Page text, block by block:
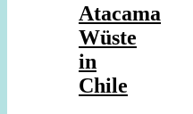
Atacama
Wüste
in
Chile